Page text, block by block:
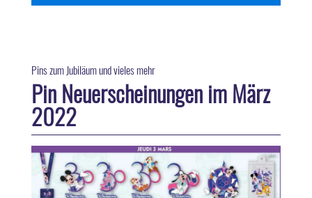
Pins zum Jubiläum und vieles mehr
Pin Neuerscheinungen im März
2022